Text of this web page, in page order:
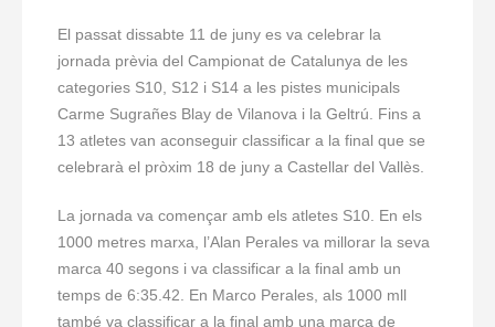
El passat dissabte 11 de juny es va celebrar la
jornada prèvia del Campionat de Catalunya de les
categories S10, S12 i S14 a les pistes municipals
Carme Sugrañes Blay de Vilanova i la Geltrú. Fins a
13 atletes van aconseguir classificar a la final que se
celebrarà el pròxim 18 de juny a Castellar del Vallès.
La jornada va començar amb els atletes S10. En els
1000 metres marxa, l’Alan Perales va millorar la seva
marca 40 segons i va classificar a la final amb un
temps de 6:35.42. En Marco Perales, als 1000 mll
també va classificar a la final amb una marca de